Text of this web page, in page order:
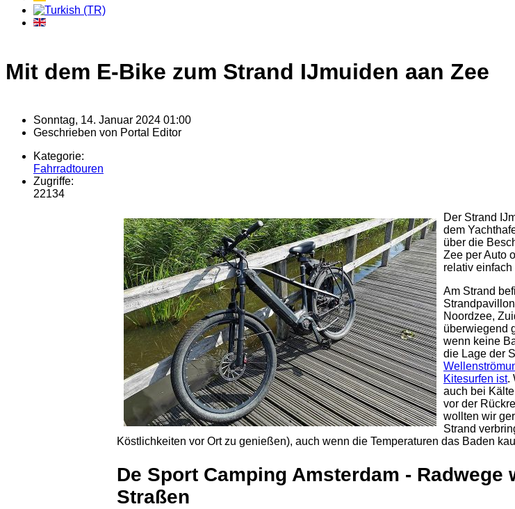
Mit dem E-Bike zum Strand IJmuiden aan Zee
Sonntag, 14. Januar 2024 01:00
Geschrieben von Portal Editor
Kategorie:
Fahrradtouren
Zugriffe:
22134
Der Strand
dem
über die
Zee per Auto
relativ
Am Strand
Noordzee,
überwiegend
wenn keine
die Lage der
Kitesurfen ist.
auch bei
vor der
wollten wir
Strand
Köstlichkeiten vor Ort zu genießen), auch wenn die Temperaturen das Baden
De Sport Camping Amsterdam - Radwege
Straßen